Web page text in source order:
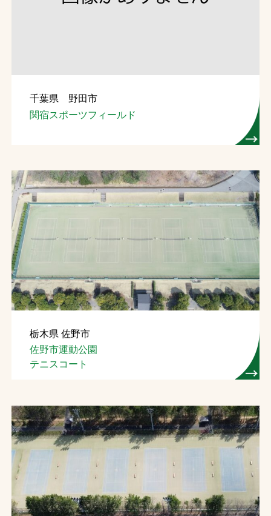
千葉県 野田市
関宿スポーツフィールド
栃木県 佐野市
佐野市運動公園
テニスコート